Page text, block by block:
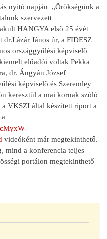
nyitó napján „Örökségünk a
szervezett
HANGYA első 25 évét
dr.Lázár János úr, a FIDESZ
országgyűlési képviselő
előadói voltak Pekka
dr. Ángyán József
képviselő és Szeremley
keresztül a mai kornak szóló
VKSZI által készített riport a
videóként már megtekinthető.
mind a konferencia teljes
portálon megtekinthető